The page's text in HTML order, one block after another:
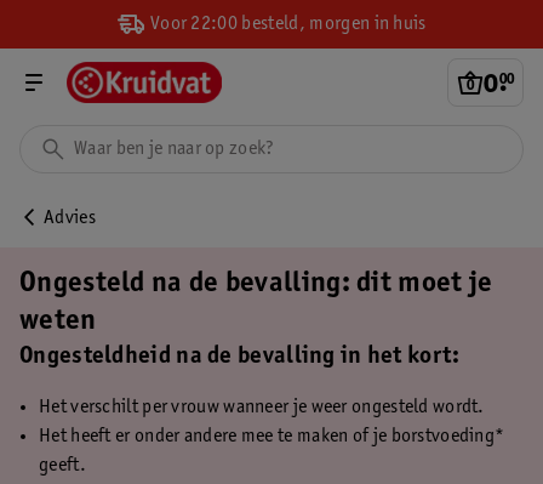
Voor 22:00 besteld, morgen in huis
0.
00
Advies
Ongesteld na de bevalling: dit moet je
weten
Ongesteldheid na de bevalling in het kort:
Het verschilt per vrouw wanneer je weer ongesteld wordt.
Het heeft er onder andere mee te maken of je borstvoeding*
geeft.